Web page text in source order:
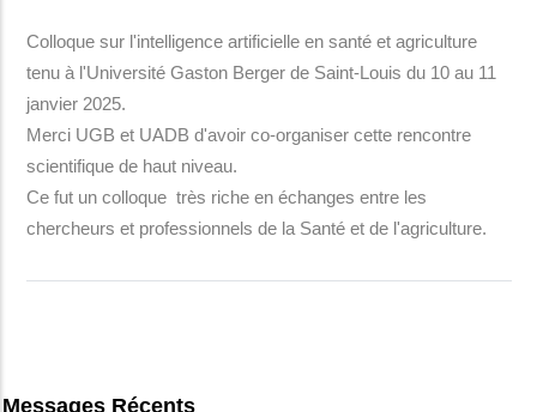
Colloque sur l'intelligence artificielle en santé et agriculture
tenu à l'Université Gaston Berger de Saint-Louis du 10 au 11
janvier 2025.
Merci UGB et UADB d'avoir co-organiser cette rencontre
scientifique de haut niveau.
Ce fut un colloque très riche en échanges entre les
chercheurs et professionnels de la Santé et de l'agriculture.
Messages Récents